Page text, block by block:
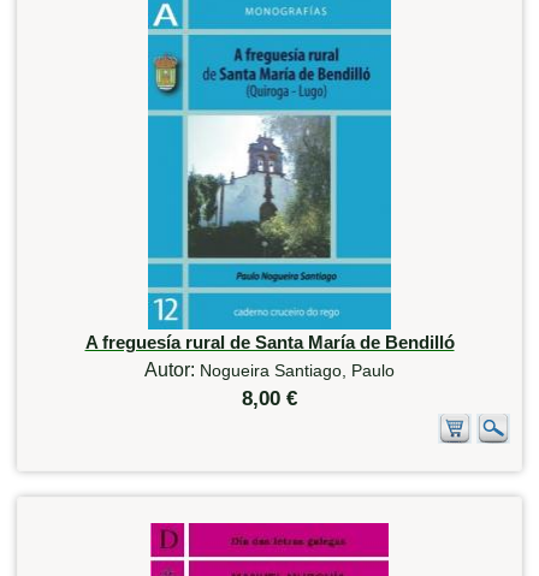
A freguesía rural de Santa María de Bendilló
Autor: Nogueira Santiago, Paulo
8,00 €